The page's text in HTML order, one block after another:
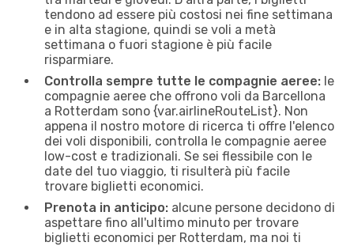
tendono ad essere più costosi nei fine settimana
e in alta stagione, quindi se voli a metà
settimana o fuori stagione è più facile
risparmiare.
Controlla sempre tutte le compagnie aeree: le
compagnie aeree che offrono voli da Barcellona
a Rotterdam sono {​var.airlineRouteList}. Non
appena il nostro motore di ricerca ti offre l'elenco
dei voli disponibili, controlla le compagnie aeree
low-cost e tradizionali. Se sei flessibile con le
date del tuo viaggio, ti risulterà più facile
trovare biglietti economici.
Prenota in anticipo: alcune persone decidono di
aspettare fino all'ultimo minuto per trovare
biglietti economici per Rotterdam, ma noi ti